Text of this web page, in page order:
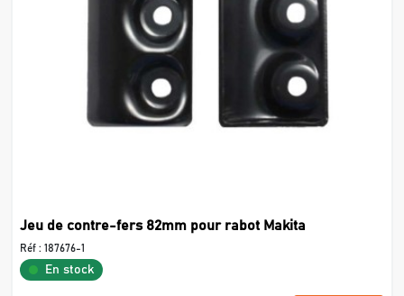
Jeu de contre-fers 82mm pour rabot Makita
Réf : 187676-1
En stock